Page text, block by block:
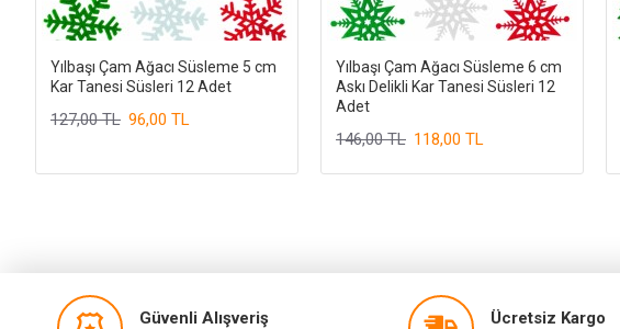
Yılbaşı Çam Ağacı Süsleme 5 cm
Kar Tanesi Süsleri 12 Adet
96,00 TL
127,00 TL
Yılbaşı Çam Ağacı Süsleme 6 cm
Askı Delikli Kar Tanesi Süsleri 12
Adet
118,00 TL
146,00 TL
Güvenli Alışveriş Ücretsiz Kargo